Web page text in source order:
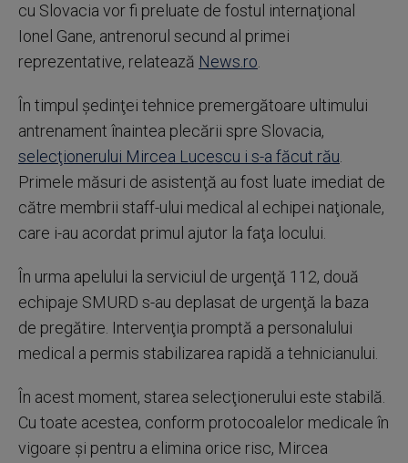
cu Slovacia vor fi preluate de fostul internaţional
Ionel Gane, antrenorul secund al primei
reprezentative, relatează News.ro
În timpul şedinţei tehnice premergătoare ultimului
antrenament înaintea plecării spre Slovacia,
selecţionerului Mircea Lucescu i s-a făcut rău
Primele măsuri de asistenţă au fost luate imediat de
către membrii staff-ului medical al echipei naţionale,
care i-au acordat primul ajutor la faţa locului.
În urma apelului la serviciul de urgenţă 112, două
echipaje SMURD s-au deplasat de urgenţă la baza
de pregătire. Intervenţia promptă a personalului
medical a permis stabilizarea rapidă a tehnicianului.
În acest moment, starea selecţionerului este stabilă.
Cu toate acestea, conform protocoalelor medicale în
vigoare şi pentru a elimina orice risc, Mircea